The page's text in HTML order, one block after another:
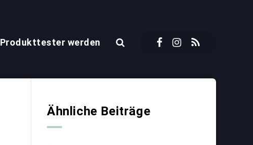
Produkttester werden
Ähnliche Beiträge